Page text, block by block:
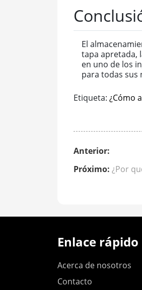
El
tapa apretada,
en uno de los
para todas sus
Etiqueta: ¿Cómo
Anterior:
Próximo: ¿Por
Enlace rápido
Acerca de nosotros
Contacto